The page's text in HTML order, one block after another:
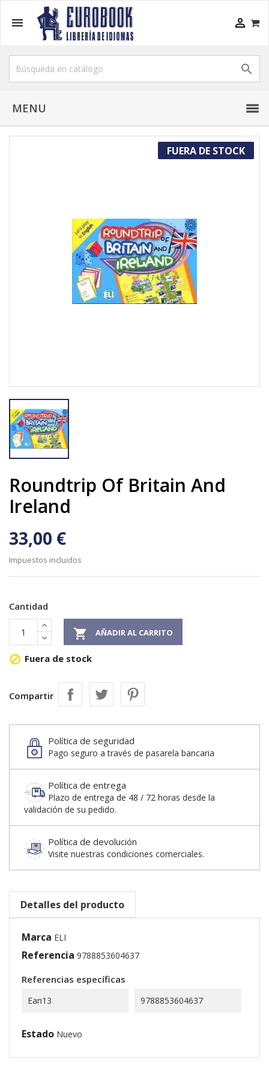
 

MENU
FUERA DE STOCK
Roundtrip Of Britain And
Ireland
33,00 €
Impuestos incluidos
Cantidad
 AÑADIR AL CARRITO
 Fuera de stock
Compartir
Política de seguridad
Pago seguro a través de pasarela bancaria
Política de entrega
Plazo de entrega de 48 / 72 horas desde la
validación de su pedido.
Política de devolución
Visite nuestras condiciones comerciales.
Detalles del producto
Marca ELI
Referencia 9788853604637
Referencias específicas
Ean13 9788853604637
Estado Nuevo